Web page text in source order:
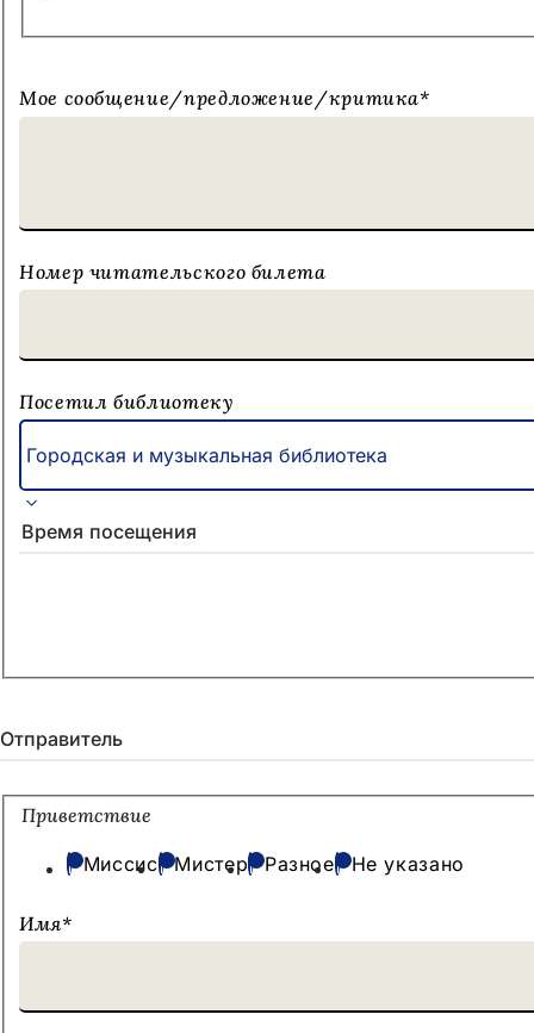
Мое сообщение/предложение/критика*
Номер читательского билета
Посетил библиотеку
Время посещения
Отправитель
Приветствие
Миссис Мистер Разное Не указано
Имя*